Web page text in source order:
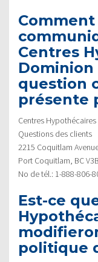
Centres
Dominion
question
présente
Centres
Questions des clients
2215 Coquitlam
Port Coquitlam, BC
No de tél.: 1-888-806-
Est-ce
politique